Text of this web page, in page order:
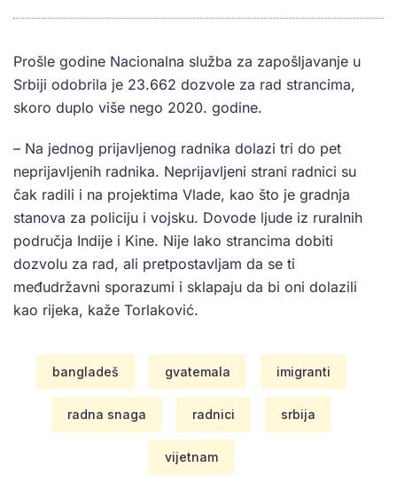
Prošle godine Nacionalna služba za zapošljavanje u
Srbiji odobrila je 23.662 dozvole za rad strancima,
skoro duplo više nego 2020. godine.
– Na jednog prijavljenog radnika dolazi tri do pet
neprijavljenih radnika. Neprijavljeni strani radnici su
čak radili i na projektima Vlade, kao što je gradnja
stanova za policiju i vojsku. Dovode ljude iz ruralnih
područja Indije i Kine. Nije lako strancima dobiti
dozvolu za rad, ali pretpostavljam da se ti
međudržavni sporazumi i sklapaju da bi oni dolazili
kao rijeka, kaže Torlaković.
bangladeš gvatemala imigranti
radna snaga radnici srbija
vijetnam